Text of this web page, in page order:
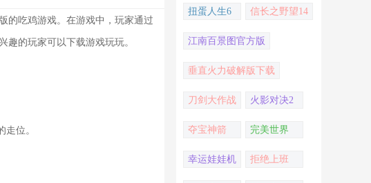
的吃鸡游戏。在游戏中，玩家通过
的玩家可以下载游戏玩玩。
位。
扭蛋人生6 信长之野望14
江南百景图官方版
垂直火力破解版下载
刀剑大作战 火影对决2
夺宝神箭 完美世界
幸运娃娃机 拒绝上班